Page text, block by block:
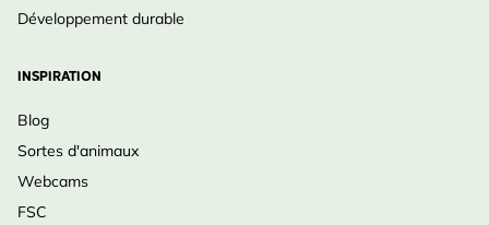
Développement durable
INSPIRATION
Blog
Sortes d'animaux
Webcams
FSC